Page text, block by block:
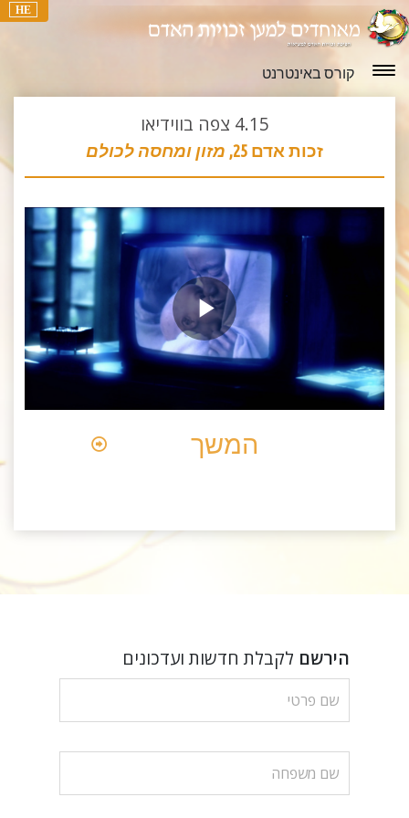
HE
קורס באינטרנט
4.15 צפה בווידיאו
זכות אדם 25, מזון ומחסה לכולם
Play
Video
המשך
הירשם לקבלת חדשות ועדכונים